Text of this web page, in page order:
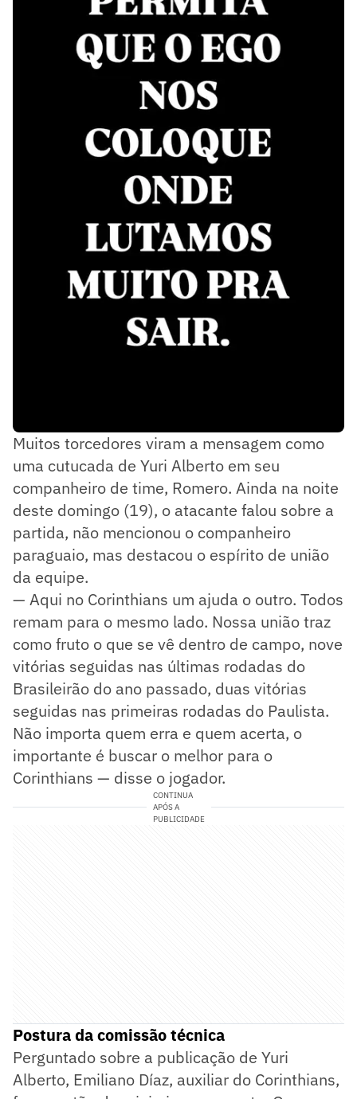
Muitos torcedores viram a mensagem como
uma cutucada de Yuri Alberto em seu
companheiro de time, Romero. Ainda na noite
deste domingo (19), o atacante falou sobre a
partida, não mencionou o companheiro
paraguaio, mas destacou o espírito de união
da equipe.
— Aqui no Corinthians um ajuda o outro. Todos
remam para o mesmo lado. Nossa união traz
como fruto o que se vê dentro de campo, nove
vitórias seguidas nas últimas rodadas do
Brasileirão do ano passado, duas vitórias
seguidas nas primeiras rodadas do Paulista.
Não importa quem erra e quem acerta, o
importante é buscar o melhor para o
Corinthians — disse o jogador.
CONTINUA
APÓS A
PUBLICIDADE
Postura da comissão técnica
Perguntado sobre a publicação de Yuri
Alberto, Emiliano Díaz, auxiliar do Corinthians,